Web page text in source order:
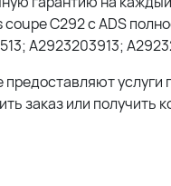
C292 с ADS
A2923203913;
услуги
заказ или получить